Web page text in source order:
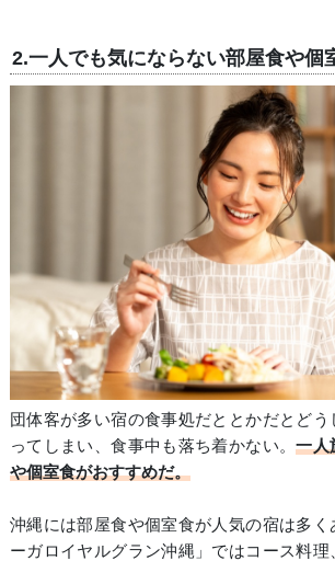
2.一人でも気にならない部屋食や個
団体客が多い宿の食事処だととかだとど
ってしまい、食事中も落ち着かない。一人
や個室食がおすすめだ。
沖縄には部屋食や個室食が人気の宿は多く
ーガロイヤルグラン沖縄」ではコース料理